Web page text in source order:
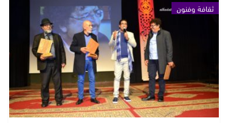
ثقافة وفنون